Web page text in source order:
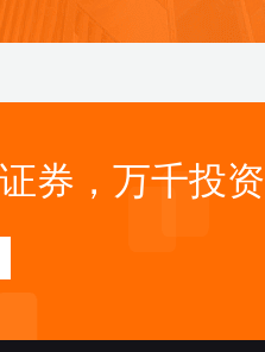
603221）”的风险提示
688121）”的风险提示
券，万千投